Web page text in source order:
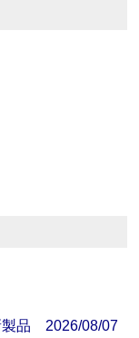
製品 2026/08/07